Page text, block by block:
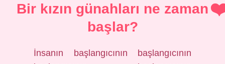
Bir kızın günahları ne zaman
başlar?
İnsanın başlangıcının başlangıcının